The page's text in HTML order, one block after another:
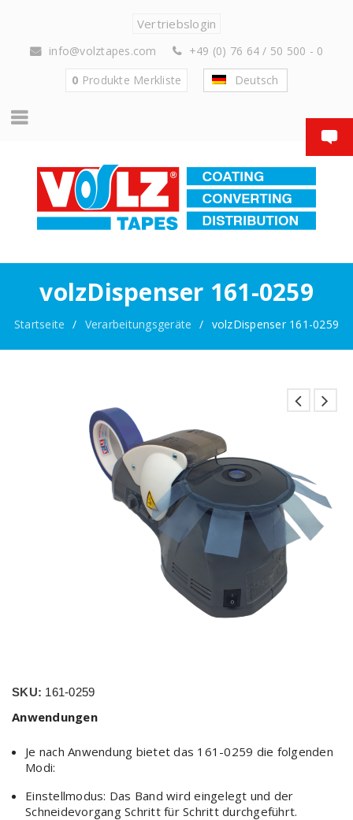
Vertriebslogin
info@volztapes.com
+49 (0) 76 64 / 50 500 - 0
0 Produkte Merkliste Deutsch
volzDispenser 161-0259
Startseite / Verarbeitungsgeräte / volzDispenser 161-0259
SKU: 161-0259
Anwendungen
Je nach Anwendung bietet das 161-0259 die folgenden
Modi:
Einstellmodus: Das Band wird eingelegt und der
Schneidevorgang Schritt für Schritt durchgeführt.